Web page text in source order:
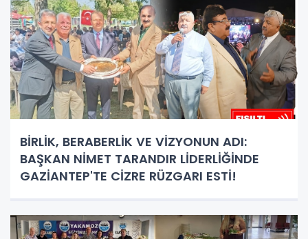
BİRLİK, BERABERLİK VE VİZYONUN ADI:
BAŞKAN NİMET TARANDIR LİDERLİĞİNDE
GAZİANTEP'TE CİZRE RÜZGARI ESTİ!